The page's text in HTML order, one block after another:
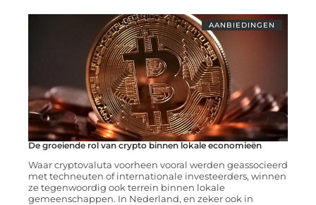
AANBIEDINGEN
De groeiende rol van crypto binnen lokale economieën
Waar cryptovaluta voorheen vooral werden geassocieerd
met techneuten of internationale investeerders, winnen
ze tegenwoordig ook terrein binnen lokale
gemeenschappen. In Nederland, en zeker ook in